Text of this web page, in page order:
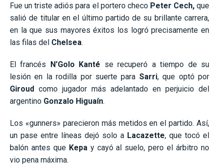
Fue un triste adiós para el portero checo Peter Cech,que
salió de titular en el último partido de su brillante carrera,
en la que sus mayores éxitos los logró precisamente en
las filas del Chelsea.
El francés N’Golo Kanté se recuperó a tiempo de su
lesión en la rodilla por suerte para Sarri, que optó por
Giroud como jugador más adelantado en perjuicio del
argentino Gonzalo Higuaín.
Los «gunners» parecieron más metidos en el partido. Así,
un pase entre líneas dejó solo a Lacazette, que tocó el
balón antes que Kepa y cayó al suelo, pero el árbitro no
vio pena máxima.